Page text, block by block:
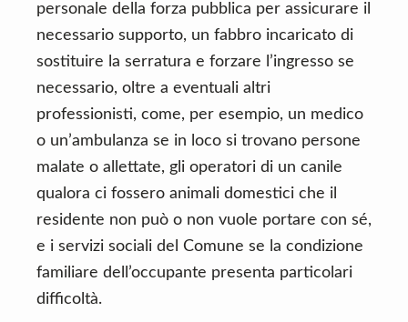
personale della forza pubblica per assicurare il
necessario supporto, un fabbro incaricato di
sostituire la serratura e forzare l’ingresso se
necessario, oltre a eventuali altri
professionisti, come, per esempio, un medico
o un’ambulanza se in loco si trovano persone
malate o allettate, gli operatori di un canile
qualora ci fossero animali domestici che il
residente non può o non vuole portare con sé,
e i servizi sociali del Comune se la condizione
familiare dell’occupante presenta particolari
difficoltà.